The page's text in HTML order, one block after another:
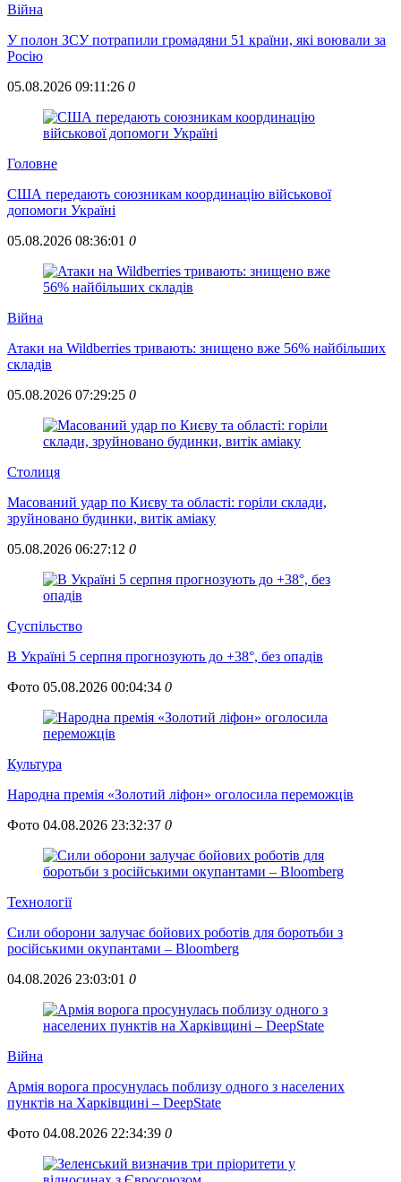
Війна
У полон ЗСУ потрапили громадяни 51 країни, які воювали за
Росію
05.08.2026 09:11:26 0
Головне
США передають союзникам координацію військової
допомоги Україні
05.08.2026 08:36:01 0
Війна
Атаки на Wildberries тривають: знищено вже 56% найбільших
складів
05.08.2026 07:29:25 0
Столиця
Масований удар по Києву та області: горіли склади,
зруйновано будинки, витік аміаку
05.08.2026 06:27:12 0
Суспiльство
В Україні 5 серпня прогнозують до +38°, без опадів
Фото 05.08.2026 00:04:34 0
Культура
Народна премія «Золотий ліфон» оголосила переможців
Фото 04.08.2026 23:32:37 0
Технології
Сили оборони залучає бойових роботів для боротьби з
російськими окупантами – Bloomberg
04.08.2026 23:03:01 0
Війна
Армія ворога просунулась поблизу одного з населених
пунктів на Харківщині – DeepState
Фото 04.08.2026 22:34:39 0